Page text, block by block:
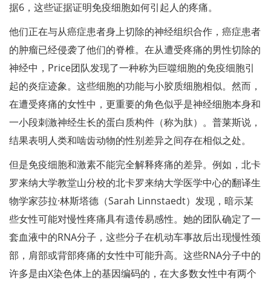
据6，这些证据证明免疫细胞如何引起人的疼痛。
他们正在与从癌症患者身上切除的神经组织合作，癌症患者
的肿瘤已经侵袭了他们的脊椎。在从遭受疼痛的男性切除的
神经中，Price团队发现了一种称为巨噬细胞的免疫细胞引
起的炎症迹象。这些细胞的功能与小胶质细胞相似。然而，
在遭受疼痛的女性中，更重要的角色似乎是神经细胞本身和
一小段刺激神经生长的蛋白质构件（称为肽）。普莱斯说，
结果表明人类和啮齿动物的性别差异之间存在相似之处。
但是免疫细胞和激素不能完全解释疼痛的差异。例如，北卡
罗来纳大学教堂山分校的北卡罗来纳大学医学中心的翻译生
物学家莎拉·林斯塔德（Sarah Linnstaedt）发现，暗示某
些女性可能对慢性疼痛具有遗传易感性。她的团队确定了一
套血液中的RNA分子，这些分子在机动车事故后出现慢性颈
部，肩部或背部疼痛的女性中可能升高。这些RNA分子中的
许多是由X染色体上的基因编码的，在大多数女性中有两个